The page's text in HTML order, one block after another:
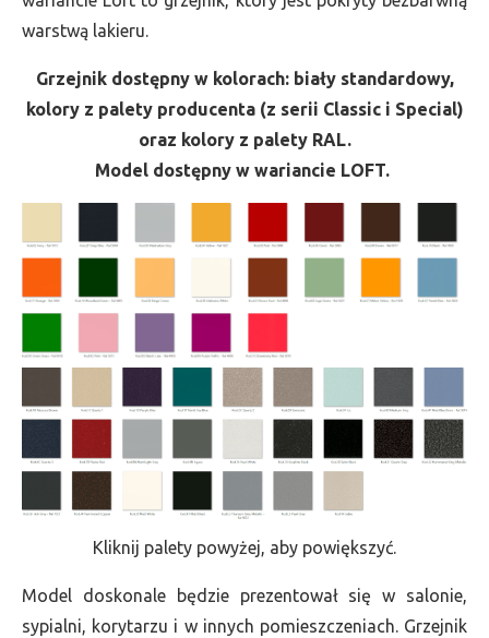
warstwą lakieru.
Grzejnik dostępny w kolorach: biały standardowy,
kolory z palety producenta (z serii Classic i Special)
oraz kolory z palety RAL.
Model dostępny w wariancie LOFT.
Kliknij palety powyżej, aby powiększyć.
Model doskonale będzie prezentował się w salonie,
sypialni, korytarzu i w innych pomieszczeniach. Grzejnik